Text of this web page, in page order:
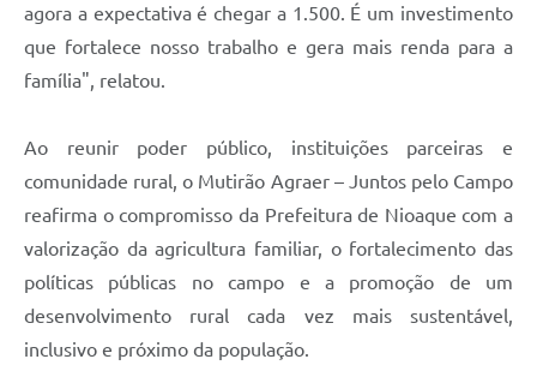
agora a expectativa é chegar a 1.500. É um investimento
que fortalece nosso trabalho e gera mais renda para a
família", relatou.
Ao reunir poder público, instituições parceiras e
comunidade rural, o Mutirão Agraer – Juntos pelo Campo
reafirma o compromisso da Prefeitura de Nioaque com a
valorização da agricultura familiar, o fortalecimento das
políticas públicas no campo e a promoção de um
desenvolvimento rural cada vez mais sustentável,
inclusivo e próximo da população.